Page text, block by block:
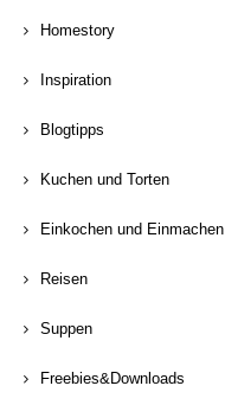
Homestory
Inspiration
Blogtipps
Kuchen und Torten
Einkochen und Einmachen
Reisen
Suppen
Freebies&Downloads